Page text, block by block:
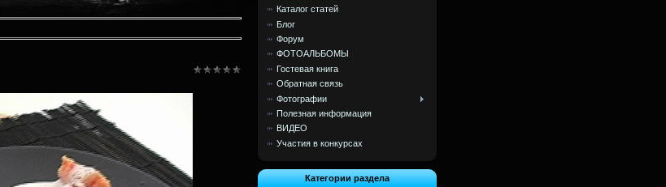
Каталог статей
Блог
Форум
ФОТОАЛЬБОМЫ
Гостевая книга
Обратная связь
Фотографии
Полезная информация
ВИДЕО
Участия в конкурсах
Категории раздела